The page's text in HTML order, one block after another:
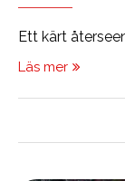
Ett kärt
Läs mer